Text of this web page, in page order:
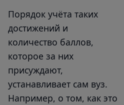
Порядок учёта таких
достижений и
количество баллов,
которое за них
присуждают,
устанавливает сам вуз.
Например, о том, как это